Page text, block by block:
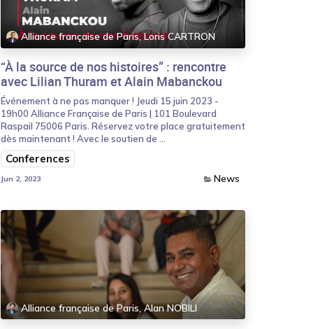
Alliance française de Paris, Loris CARTRON
“À la source de nos histoires” : rencontre
avec Lilian Thuram et Alain Mabanckou
Événement à ne pas manquer ! Jeudi 15 juin 2023 -
19h00 Alliance Française de Paris | 101 Boulevard
Raspail 75006 Paris. Réservez votre place gratuitement
dès maintenant ! Avec le soutien de ...
Conferences
Jun 2, 2023 News
Alliance française de Paris, Alan NOBILI